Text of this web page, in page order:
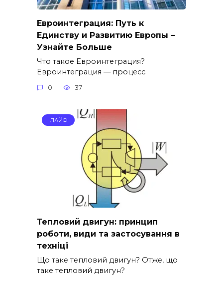
Евроинтеграция: Путь к
Единству и Развитию Европы –
Узнайте Больше
Что такое Евроинтеграция?
Евроинтеграция — процесс
0 37
ЛАЙФ
Тепловий двигун: принцип
роботи, види та застосування в
техніці
Що таке тепловий двигун? Отже, що
таке тепловий двигун?